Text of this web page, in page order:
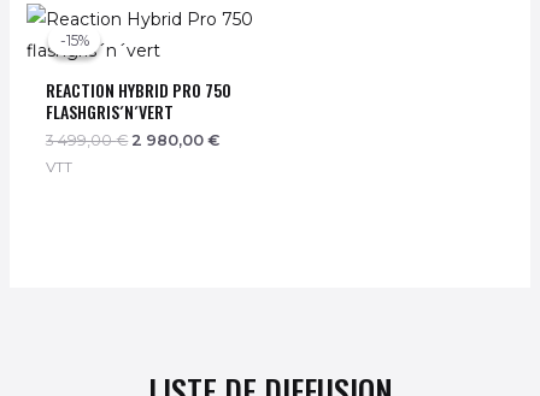
-15%
-15%
REACTION HYBRID PRO 750
FLASHGRIS´N´VERT
3 499,00€
Le
prix
initial
3
499,00 €.
2 980,00€
Le
prix
2
VTT